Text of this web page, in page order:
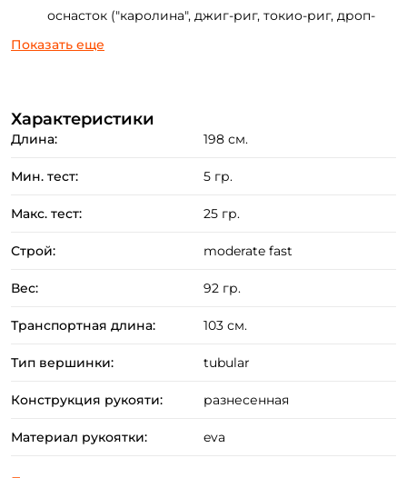
оснасток ("каролина", джиг-риг, токио-риг, дроп-
шот).
Применение колеблющихся и вращающихся
блёсен в пределах теста.
Преимущества:
Чувствительный и прочный бланк изготовлен из
запатентованного графита марки HVF, содержащий
Комлевая часть удилища дополнительно усиленна по
технологии Braiding X (специальное плетение
Превосходный визуальный контроль проводки
достигается за счет информативной tubular
Удилище оснащено лёгкими противозахлёстными
Показать еще
Характеристики
Длина: 198 см.
Мин. тест: 5 гр.
Макс. тест: 25 гр.
Строй: moderate fast
Вес: 92 гр.
Транспортная длина: 103 см.
Тип вершинки: tubular
Конструкция рукояти: разнесенная
Материал рукоятки: eva